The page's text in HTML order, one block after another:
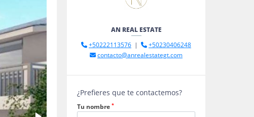
AN REAL ESTATE
+50222113576 |
+50230406248
contacto@anrealestategt.com
¿Prefieres que te contactemos?
Tu nombre *